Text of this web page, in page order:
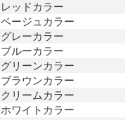
レッドカラー
ベージュカラー
グレーカラー
ブルーカラー
グリーンカラー
ブラウンカラー
クリームカラー
ホワイトカラー